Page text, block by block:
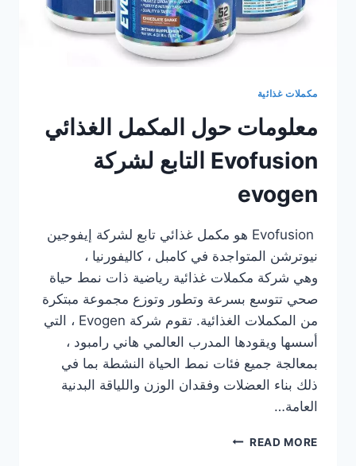
مكملات غذائية
معلومات حول المكمل الغذائي
Evofusion التابع لشركة
evogen
Evofusion هو مكمل غذائي تابع لشركة إيفوجين
نيوترشن المتواجدة في كامبل ، كاليفورنيا ،
وهي شركة مكملات غذائية رياضية ذات نمط حياة
صحي تتوسع بسرعة وتطور وتوزع مجموعة مبتكرة
من المكملات الغذائية. تقوم شركة Evogen ، التي
أسسها ويقودها المدرب العالمي هاني رامبود ،
بمعالجة جميع فئات نمط الحياة النشطة بما في
ذلك بناء العضلات وفقدان الوزن واللياقة البدنية
العامة…
READ MOREمعلومات